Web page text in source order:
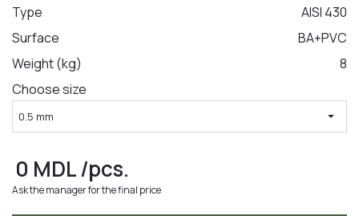
LA COMANDA
Type
AISI 430
Surface
BA+PVC
Weight (kg)
8
Choose size
0.5 mm arrow_drop_down
0 MDL/pcs.
Ask the manager for the final price